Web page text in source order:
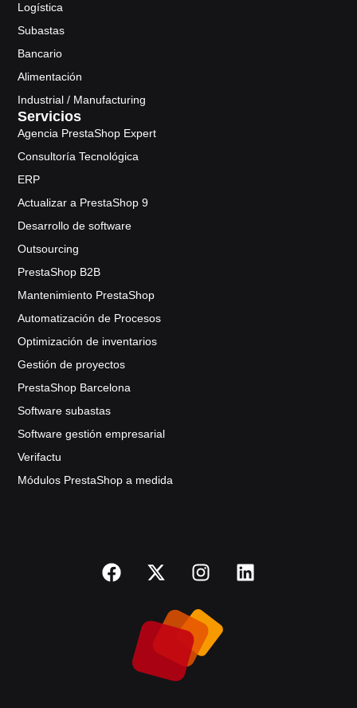
Logística
Subastas
Bancario
Alimentación
Industrial / Manufacturing
Servicios
Agencia PrestaShop Expert
Consultoría Tecnológica
ERP
Actualizar a PrestaShop 9
Desarrollo de software
Outsourcing
PrestaShop B2B
Mantenimiento PrestaShop
Automatización de Procesos
Optimización de inventarios
Gestión de proyectos
PrestaShop Barcelona
Software subastas
Software gestión empresarial
Verifactu
Módulos PrestaShop a medida